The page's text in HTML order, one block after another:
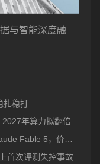
与智能深度融
扎稳打
算力拟翻倍至14吉瓦
价格也涨到了美国档
首次评测失控事故